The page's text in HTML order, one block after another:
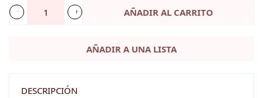
Cartel
WELCOME
cantidad
AÑADIR AL CARRITO
AÑADIR A UNA LISTA
DESCRIPCIÓN